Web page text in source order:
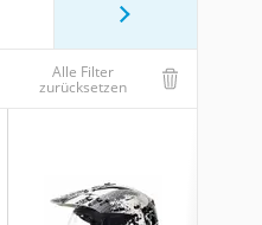
Alle Filter
zurücksetzen